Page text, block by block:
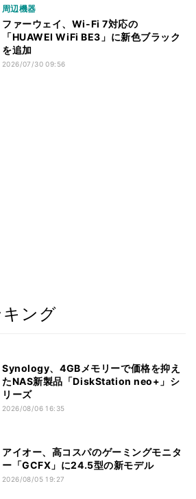
周辺機器
ファーウェイ、Wi-Fi 7対応の
「HUAWEI WiFi BE3」に新色ブラック
を追加
2026/07/30 09:56
キング
Synology、4GBメモリーで価格を抑え
たNAS新製品「DiskStation neo+」シ
リーズ
2026/08/06 16:35
アイオー、高コスパのゲーミングモニタ
ー「GCFX」に24.5型の新モデル
2026/08/05 19:27